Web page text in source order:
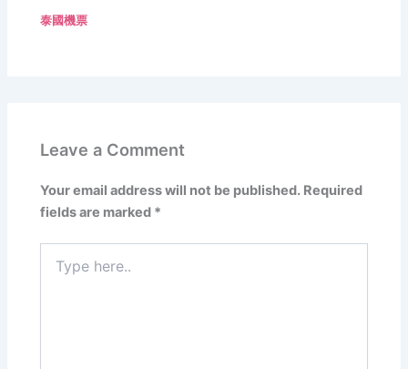
泰國機票
Leave a Comment
Your email address will not be published. Required
fields are marked *
here..